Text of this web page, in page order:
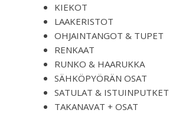
KIEKOT
LAAKERISTOT
OHJAINTANGOT & TUPET
RENKAAT
RUNKO & HAARUKKA
SÄHKÖPYÖRÄN OSAT
SATULAT & ISTUINPUTKET
TAKANAVAT + OSAT